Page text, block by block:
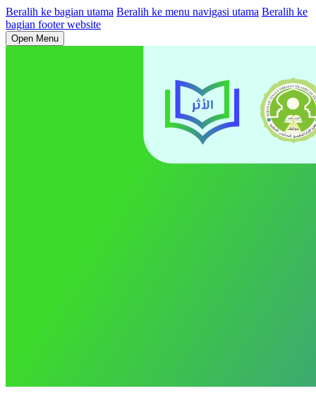
Beralih ke bagian utama Beralih ke menu navigasi utama Beralih ke
bagian footer website
Open Menu